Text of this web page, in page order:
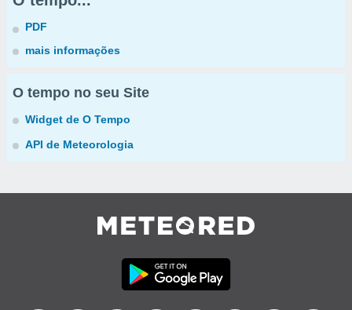
PDF
mais informações
O tempo no seu Site
Widget de O Tempo
API de Meteorologia